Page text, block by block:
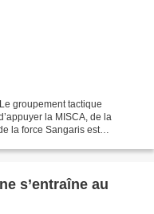
groupement tactique
la MISCA, de la
la force Sangaris est
s’entraîne au